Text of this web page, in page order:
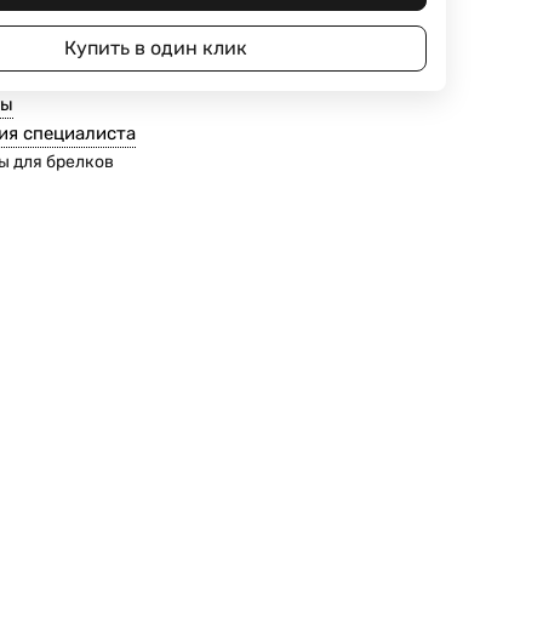
Купить в один клик
специалиста
для брелков